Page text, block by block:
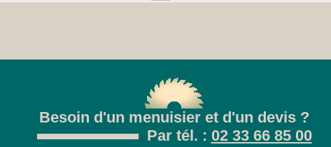
Besoin d'un menuisier et d'un devis ?
Par tél. : 02 33 66 85 00